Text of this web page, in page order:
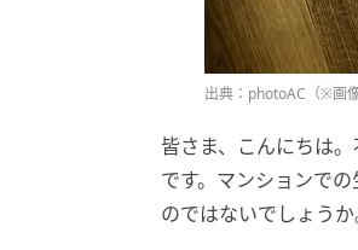
出典：photoAC（※画
皆さま、こんにちは
です。マンションで
のではないでしょうか